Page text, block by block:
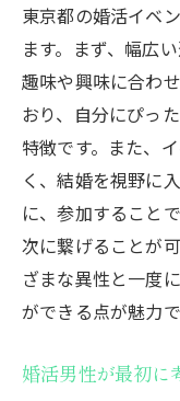
婚活市場
価値観の多
婚活にお
異文化
東京都の
異なる価
い方
婚活にお
多様な背
な要素
東京都の婚活イベ
ます。まず、幅広
趣味や興味に合わ
おり、自分にぴっ
特徴です。また、
く、結婚を視野に
に、参加すること
次に繋げることが
ざまな異性と一度
ができる点が魅力で
婚活男性が最初に